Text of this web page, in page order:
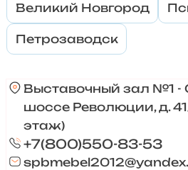
Великий Новгород
Петрозаводск
Выставочный зал №1 -
шоссе Революции, д.
этаж)
+7(800)550-83-53